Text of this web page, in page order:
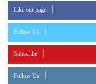
Like our page
Follow Us
Subscribe
Follow Us